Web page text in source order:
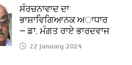
ਸੰਰਚਨਾਵਾਦ ਦਾ
ਭਾਸ਼ਾਵਿਗਿਆਨਕ ਅਾਧਾਰ
— ਡਾ. ਮੰਗਤ ਰਾਏ ਭਾਰਦਵਾਜ
22 January 2024